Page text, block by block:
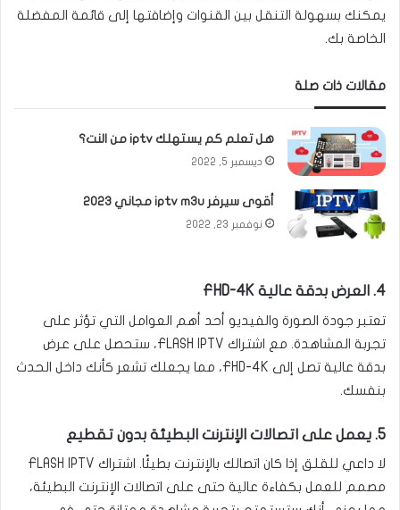
يمكنك بسهولة التنقل بين القنوات وإضافتها إلى قائمة المفضلة
الخاصة بك.
مقالات ذات صلة
هل تعلم كم يستهلك iptv من النت؟
ديسمبر 5, 2022
أقوى سيرفر iptv m3u مجاني 2023
نوفمبر 23, 2022
4. العرض بدقة عالية FHD-4K
تعتبر جودة الصورة والفيديو أحد أهم العوامل التي تؤثر على
تجربة المشاهدة. مع اشتراك FLASH IPTV، ستحصل على عرض
بدقة عالية تصل إلى FHD-4K، مما يجعلك تشعر كأنك داخل الحدث
بنفسك.
5. يعمل على اتصالات الإنترنت البطيئة بدون تقطيع
لا داعي للقلق إذا كان اتصالك بالإنترنت بطيئًا. اشتراك FLASH IPTV
مصمم للعمل بكفاءة عالية حتى على اتصالات الإنترنت البطيئة،